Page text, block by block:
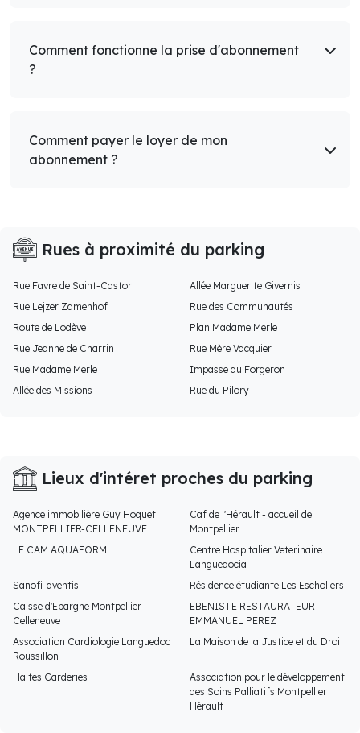
Comment fonctionne la prise d'abonnement
?
Comment payer le loyer de mon
abonnement ?
Rues à proximité du parking
Rue Favre de Saint-Castor
Allée Marguerite Givernis
Rue Lejzer Zamenhof
Rue des Communautés
Route de Lodève
Plan Madame Merle
Rue Jeanne de Charrin
Rue Mère Vacquier
Rue Madame Merle
Impasse du Forgeron
Allée des Missions
Rue du Pilory
Lieux d'intéret proches du parking
Agence immobilière Guy Hoquet
MONTPELLIER-CELLENEUVE
Caf de l'Hérault - accueil de
Montpellier
LE CAM AQUAFORM
Centre Hospitalier Veterinaire
Languedocia
Sanofi-aventis
Résidence étudiante Les Escholiers
Caisse d'Epargne Montpellier
Celleneuve
EBENISTE RESTAURATEUR
EMMANUEL PEREZ
Association Cardiologie Languedoc
Roussillon
La Maison de la Justice et du Droit
Haltes Garderies
Association pour le développement
des Soins Palliatifs Montpellier
Hérault